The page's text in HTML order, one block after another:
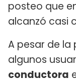
posteo que
alcanzó casi
A pesar de la
algunos
conductora